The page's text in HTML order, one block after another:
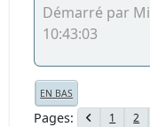
Démarré par
10:43:03
EN BAS
Pages 1 2